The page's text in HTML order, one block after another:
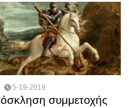
5-19-2019
συμμετοχής